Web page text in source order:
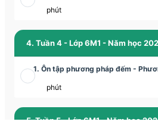
phút
4. Tuần 4 - Lớp 6M1 - Năm học
1. Ôn tập phương pháp đếm -
phút
5. Tuần 5 - Lớp 6M1 - Năm học